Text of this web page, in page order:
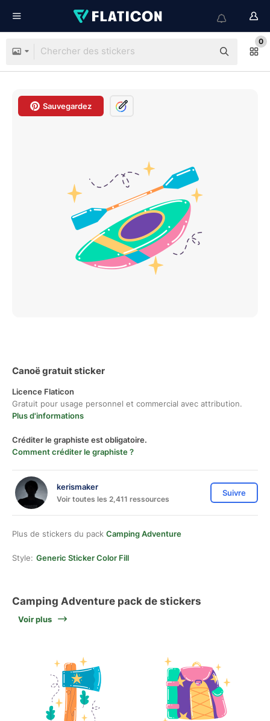
0
Sauvegardez
Canoë gratuit sticker
Licence Flaticon
Gratuit pour usage personnel et commercial avec attribution.
Plus d'informations
Créditer le graphiste est obligatoire.
Comment créditer le graphiste ?
kerismaker
Voir toutes les 2,411 ressources
Suivre
Plus de stickers du pack Camping Adventure
Style: Generic Sticker Color Fill
Camping Adventure pack de stickers
Voir plus